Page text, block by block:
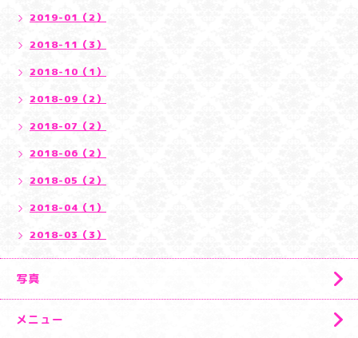
2019-01（2）
2018-11（3）
2018-10（1）
2018-09（2）
2018-07（2）
2018-06（2）
2018-05（2）
2018-04（1）
2018-03（3）
写真
メニュー